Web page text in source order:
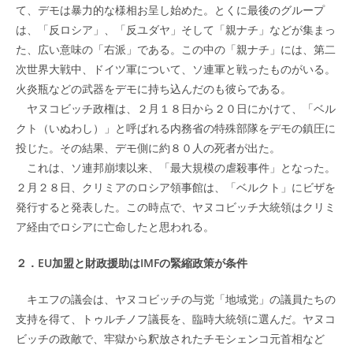
て、デモは暴力的な様相お呈し始めた。とくに最後のグループ
は、「反ロシア」、「反ユダヤ」そして「親ナチ」などが集まっ
た、広い意味の「右派」である。この中の「親ナチ」には、第二
次世界大戦中、ドイツ軍について、ソ連軍と戦ったものがいる。
火炎瓶などの武器をデモに持ち込んだのも彼らである。
ヤヌコビッチ政権は、２月１８日から２０日にかけて、「ベル
クト（いぬわし）」と呼ばれる内務省の特殊部隊をデモの鎮圧に
投じた。その結果、デモ側に約８０人の死者が出た。
これは、ソ連邦崩壊以来、「最大規模の虐殺事件」となった。
２月２８日、クリミアのロシア領事館は、「ベルクト」にビザを
発行すると発表した。この時点で、ヤヌコビッチ大統領はクリミ
ア経由でロシアに亡命したと思われる。
２．EU加盟と財政援助はIMFの緊縮政策が条件
キエフの議会は、ヤヌコビッチの与党「地域党」の議員たちの
支持を得て、トゥルチノフ議長を、臨時大統領に選んだ。ヤヌコ
ビッチの政敵で、牢獄から釈放されたチモシェンコ元首相など